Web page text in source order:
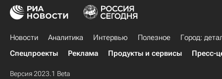
Новости Аналитика Интервью Полезное
Город:
Спецпроекты
Реклама Продукты и сервисы Пресс-
Версия 2023.1 Beta